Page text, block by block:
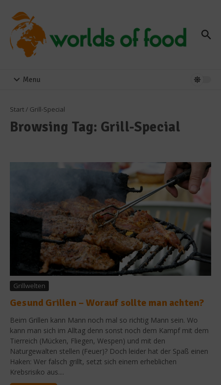
Menu
Start/ Grill-Special
Browsing Tag: Grill-Special
Grillwelten
Gesund Grillen – Worauf sollte man achten?
Beim Grillen kann Mann noch mal so richtig Mann sein. Wo
kann man sich im Alltag denn sonst noch dem Kampf mit dem
Tierreich (Mücken, Fliegen, Wespen) und mit den
Naturgewalten stellen (Feuer)? Doch leider hat der Spaß einen
Haken: Wer falsch grillt, setzt sich einem erheblichen
Krebsrisiko aus....